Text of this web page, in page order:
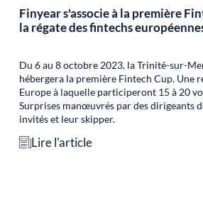
Finyear s'associe à la première
la régate des fintechs
Du 6 au 8 octobre 2023, la Trinité-sur-
hébergera la première Fintech Cup. Une
Europe à laquelle participeront 15 à 20
Surprises manœuvrés par des dirigeants
invités et leur skipper.
Lire l'article